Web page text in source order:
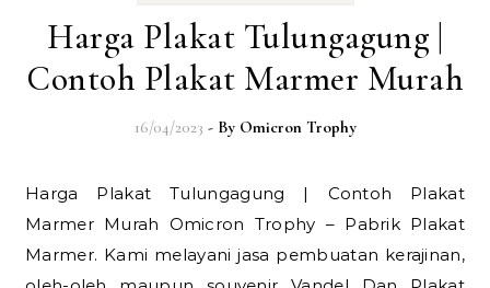
Harga Plakat Tulungagung |
Contoh Plakat Marmer Murah
16/04/2023 - By Omicron Trophy
Harga Plakat Tulungagung | Contoh Plakat
Marmer Murah Omicron Trophy – Pabrik Plakat
Marmer. Kami melayani jasa pembuatan kerajinan,